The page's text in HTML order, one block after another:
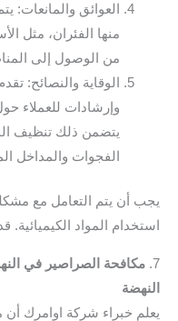
العوائق والمانعات:
منها الفئران، مثل
من الوصول إلى
الوقاية والنصائح:
وإرشادات للعملاء
يتضمن ذلك تنظيف
الفجوات والمداخل
يجب أن يتم التعامل مع
استخدام المواد الكيميائية. قد
7. مكافحة الصراصير في
النهضة
يعلم خبراء شركة اوامرك